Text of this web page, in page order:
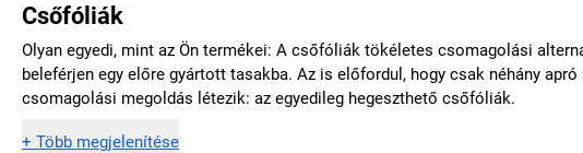
Csőfóliák
Olyan egyedi, mint az Ön termékei: A csőfóliák tökéletes csomagolási
beleférjen egy előre gyártott tasakba. Az is előfordul, hogy csak néhány
csomagolási megoldás létezik: az egyedileg hegeszthető csőfóliák.
+ Több megjelenítése